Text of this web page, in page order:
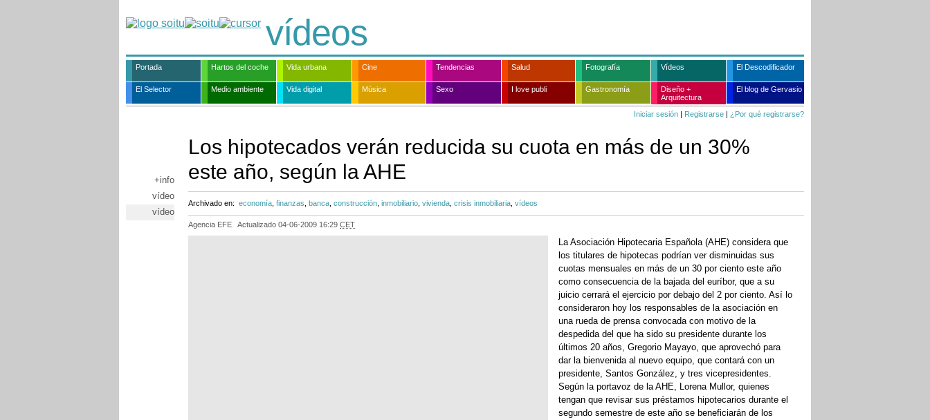
vídeos
Portada Hartos del coche Vida urbana Cine Tendencias Salud Fotografía Vídeos El Descodificador
El Selector Medio ambiente Vida digital Música Sexo I love publi Gastronomía
Diseño +
Arquitectura
El blog de Gervasio
Iniciar sesión | Registrarse | ¿Por qué registrarse?
+info
vídeo
vídeo
Los hipotecados verán reducida su cuota en más de un 30%
este año, según la AHE
Archivado en: economía finanzas banca construcción inmobiliario vivienda crisis inmobiliaria vídeos
Agencia EFE Actualizado 04-06-2009 16:29 CET
La Asociación Hipotecaria Española (AHE) considera que
los titulares de hipotecas podrían ver disminuidas sus
cuotas mensuales en más de un 30 por ciento este año
como consecuencia de la bajada del euríbor, que a su
juicio cerrará el ejercicio por debajo del 2 por ciento. Así lo
consideraron hoy los responsables de la asociación en
una rueda de prensa convocada con motivo de la
despedida del que ha sido su presidente durante los
últimos 20 años, Gregorio Mayayo, que aprovechó para
dar la bienvenida al nuevo equipo, que contará con un
presidente, Santos González, y tres vicepresidentes.
Según la portavoz de la AHE, Lorena Mullor, quienes
tengan que revisar sus préstamos hipotecarios durante el
segundo semestre de este año se beneficiarán de los